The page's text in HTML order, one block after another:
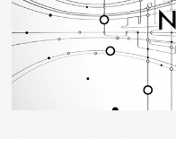
RECRUIT
クリエイター求人を探す
CREATIVE JOB求人検索